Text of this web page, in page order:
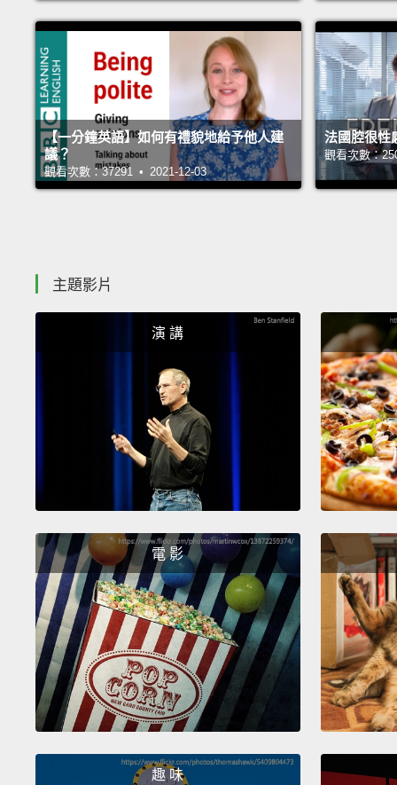
【一分鐘英語】如何有禮貌地給予他人建
議？
觀看次數：37291 • 2021-12-03
法國腔很
觀看次數：
主題影片
演 講
電 影
趣 味